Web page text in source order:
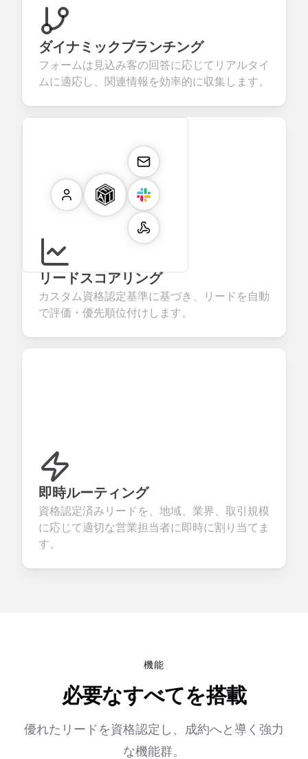
ダイナミックブランチング
フォームは見込み客の回答に応じてリアルタイ
ムに適応し、関連情報を効率的に収集します。
リードスコアリング
カスタム資格認定基準に基づき、リードを自動
で評価・優先順位付けします。
即時ルーティング
資格認定済みリードを、地域、業界、取引規模
に応じて適切な営業担当者に即時に割り当てま
す。
機能
必要なすべてを搭載
優れたリードを資格認定し、成約へと導く強力
な機能群。